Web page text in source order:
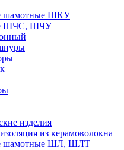
шамотные ШКУ
ШЧС, ШЧУ
изделия
из керамоволокна
шамотные ШЛ, ШЛТ